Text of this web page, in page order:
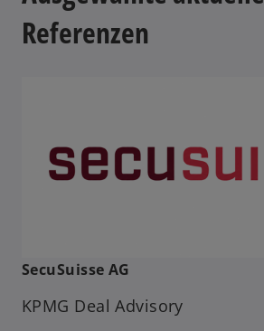
Referenzen
SecuSuisse AG
KPMG Deal Advisory